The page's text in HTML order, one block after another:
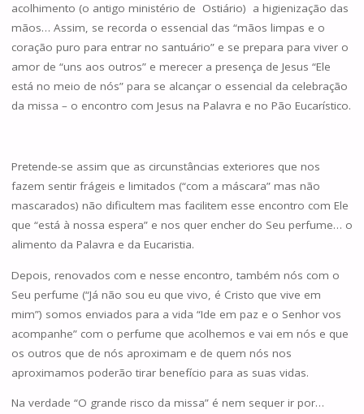
acolhimento (o antigo ministério de Ostiário) a higienização das
mãos… Assim, se recorda o essencial das “mãos limpas e o
coração puro para entrar no santuário” e se prepara para viver o
amor de “uns aos outros” e merecer a presença de Jesus “Ele
está no meio de nós” para se alcançar o essencial da celebração
da missa – o encontro com Jesus na Palavra e no Pão Eucarístico.
Pretende-se assim que as circunstâncias exteriores que nos
fazem sentir frágeis e limitados (“com a máscara” mas não
mascarados) não dificultem mas facilitem esse encontro com Ele
que “está à nossa espera” e nos quer encher do Seu perfume… o
alimento da Palavra e da Eucaristia.
Depois, renovados com e nesse encontro, também nós com o
Seu perfume (“Já não sou eu que vivo, é Cristo que vive em
mim”) somos enviados para a vida “Ide em paz e o Senhor vos
acompanhe” com o perfume que acolhemos e vai em nós e que
os outros que de nós aproximam e de quem nós nos
aproximamos poderão tirar benefício para as suas vidas.
Na verdade “O grande risco da missa” é nem sequer ir por…